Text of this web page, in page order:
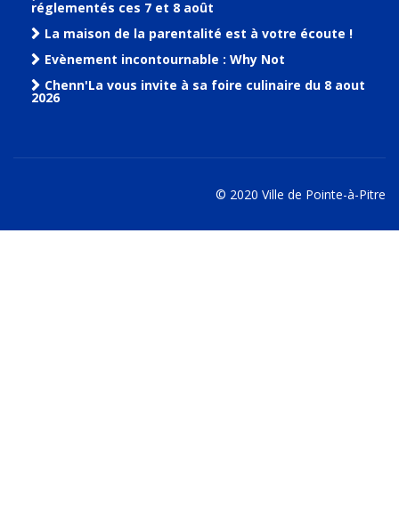
réglementés ces 7 et 8 août
La maison de la parentalité est à votre écoute !
Evènement incontournable : Why Not
Chenn'La vous invite à sa foire culinaire du 8 aout
2026
© 2020 Ville de Pointe-à-Pitre